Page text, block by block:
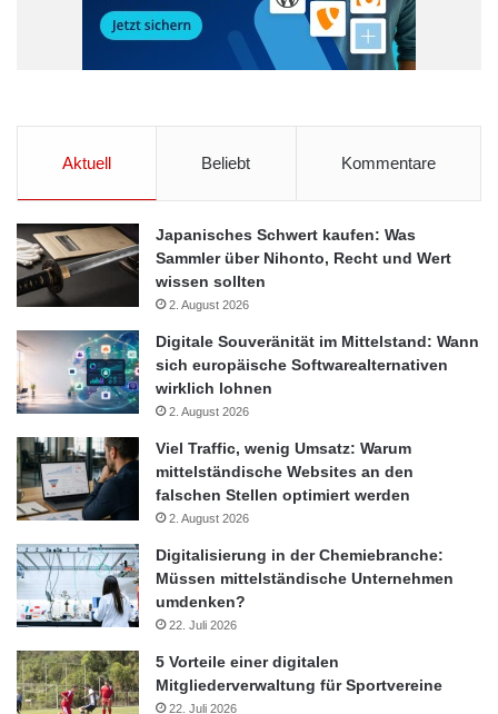
Der Zusammenhang zwischen der wachsenden Beliebtheit
mobiler Endgeräte und neuen Formaten ist beim Bewegtbild
besonders auffällig: 91 Prozent der 15- bis 25-jährigen Befragten
in Deutschland schauen Fernsehen und Videos auch auf dem
Smartphone oder Tablet. Bei den über 36-Jährigen liegt dieser
Anteil bei 48 Prozent (Abb. 2). Von diesem Interesse profitieren
bislang vor allem große Plattformen wie YouTube, doch
spezielle Dienste gewinnen gerade bei den Jüngeren an
Bedeutung. Noch weiter vorangeschritten ist die Digitalisierung
beim Musikkonsum. Lediglich 13 Prozent der unter 25-Jährigen
nutzen hierfür noch CDs. 21 Prozent sind es bei den 26- bis 35-
Jährigen, 23 Prozent bei den Älteren. Eine Ausnahme ist das
Buch. Dies bevorzugen selbst die bis zu 25-Jährigen noch zu
drei Vierteln als gedruckte Ausgabe.
Bei der Auswahl der Medien verlassen sich die Nutzer
zunehmend auf Empfehlungen aus sozialen Netzwerken. Diese
Aktuell Beliebt Kommentare
Japanisches Schwert kaufen: Was
Sammler über Nihonto, Recht und Wert
wissen sollten
2. August 2026
Digitale Souveränität im Mittelstand: Wann
sich europäische Softwarealternativen
wirklich lohnen
2. August 2026
Viel Traffic, wenig Umsatz: Warum
mittelständische Websites an den
falschen Stellen optimiert werden
2. August 2026
Digitalisierung in der Chemiebranche:
Müssen mittelständische Unternehmen
umdenken?
22. Juli 2026
5 Vorteile einer digitalen
Mitgliederverwaltung für Sportvereine
22. Juli 2026